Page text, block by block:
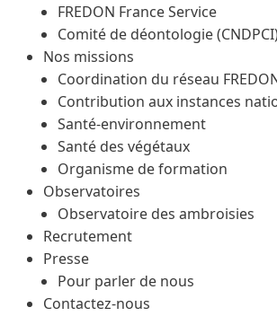
FREDON France Service
Comité de déontologie
Nos missions
Coordination du réseau
Contribution aux instances
Santé-environnement
Santé des végétaux
Organisme de formation
Observatoires
Observatoire des ambroisies
Recrutement
Presse
Pour parler de nous
Contactez-nous